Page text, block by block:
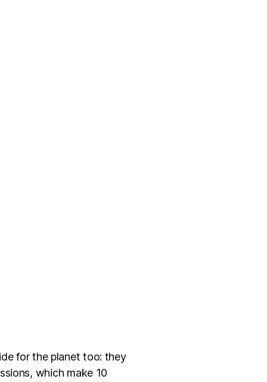
for the planet too: they
which make 10